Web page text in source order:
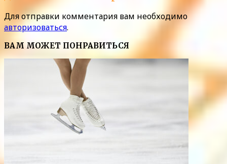
Для отправки комментария вам необходимо
авторизоваться.
ВАМ МОЖЕТ ПОНРАВИТЬСЯ